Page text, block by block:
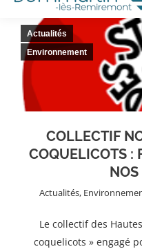
COLLECTIF
COQUELICOTS :
Actualités,
Actualités
Environnement
Le collectif des
coquelicots » engagé